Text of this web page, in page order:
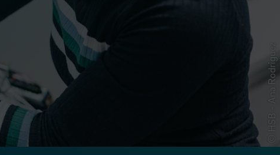
© HSB - Ana Rodriguez